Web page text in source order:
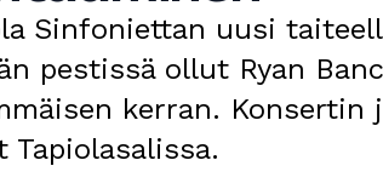
Sinfoniettan uusi
pestissä ollut Ryan
kerran.
Tapiolasalissa.